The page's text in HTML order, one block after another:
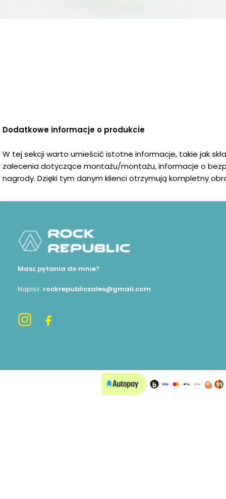
Dodatkowe informacje o produkcie
W tej sekcji warto umieścić istotne informacje, takie jak
zalecenia dotyczące montażu/montażu, informacje o
nagrody. Dzięki tym danym klienci otrzymują kompletny
Masz pytania do mnie?
Napisz: rockrepublicsales@gmail.com